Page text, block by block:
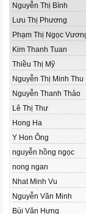
Nguyễn Thị Bình
Lưu Thị Phương
Phạm Thị Ngọc
Kim Thanh Tuan
Thiều Thị Mỹ
Nguyễn Thị Minh Thu
Nguyễn Thanh Thảo
Lê Thị Thư
Hong Ha
Y Hon Ông
nguyễn hồng ngọc
nong ngan
Nhat Minh Vu
Nguyễn Văn Minh
Bùi Văn Hưng